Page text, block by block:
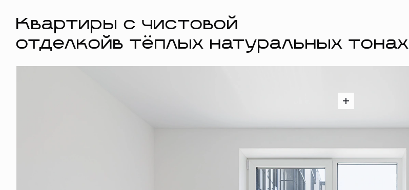
Квартиры с чистовой
отделкойв тёплых натуральных тонах